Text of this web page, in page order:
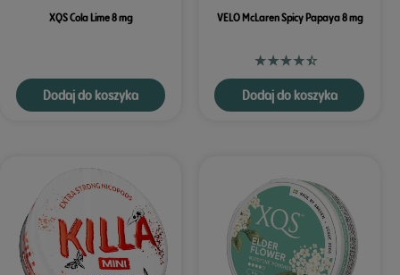
XQS Cola Lime 8 mg
Dodaj do koszyka
VELO McLaren Spicy Papaya 8 mg
Dodaj do koszyka